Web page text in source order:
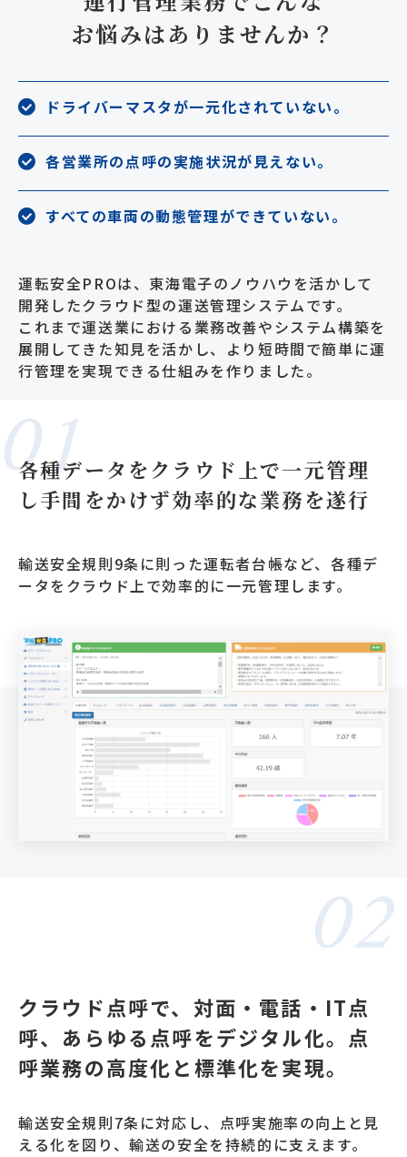
お悩みはありませんか？
ドライバーマスタが一元化されていない。
各営業所の点呼の実施状況が見えない。
すべての車両の動態管理ができていない。
運転安全PROは、東海電子のノウハウを活かして
開発したクラウド型の運送管理システムです。
これまで運送業における業務改善やシステム構築を
展開してきた知見を活かし、より短時間で簡単に運
行管理を実現できる仕組みを作りました。
各種データをクラウド上で一元管理
し手間をかけず効率的な業務を遂行
輸送安全規則9条に則った運転者台帳など、各種デ
ータをクラウド上で効率的に一元管理します。
クラウド点呼で、対面・電話・IT点
呼、あらゆる点呼をデジタル化。点
呼業務の高度化と標準化を実現。
輸送安全規則7条に対応し、点呼実施率の向上と見
える化を図り、輸送の安全を持続的に支えます。